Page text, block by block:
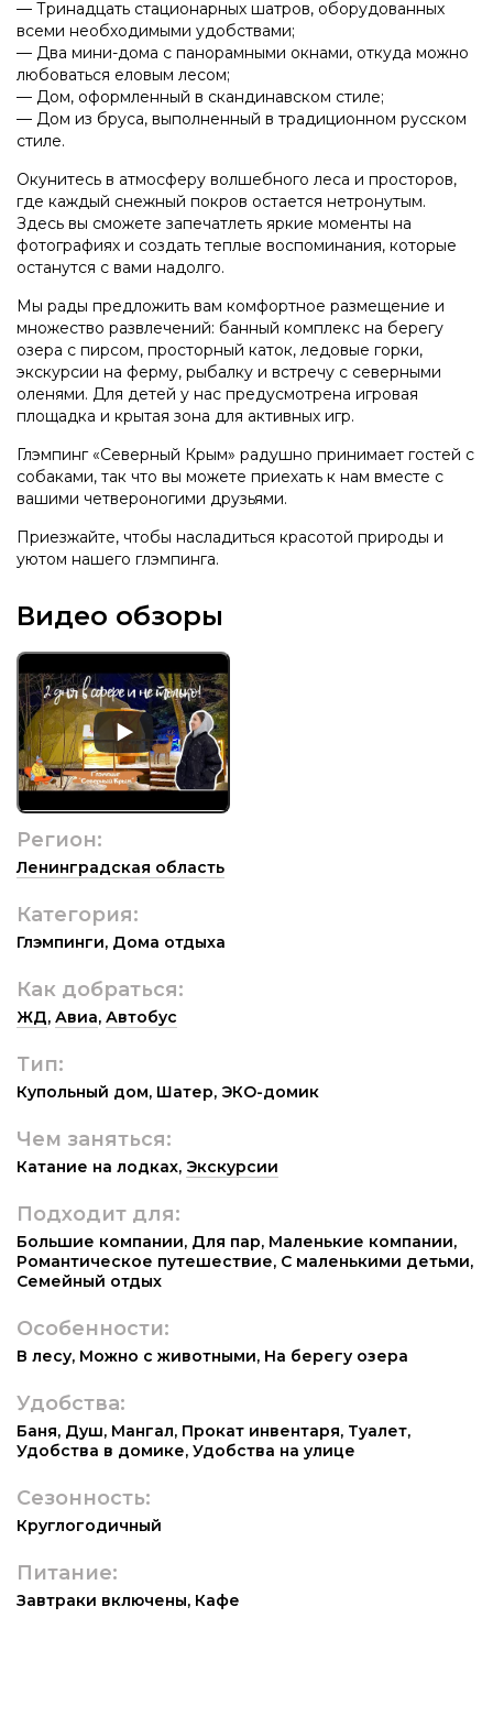
— Тринадцать стационарных шатров, оборудованных
всеми необходимыми удобствами;
— Два мини-дома с панорамными окнами, откуда можно
любоваться еловым лесом;
— Дом, оформленный в скандинавском стиле;
— Дом из бруса, выполненный в традиционном русском
стиле.
Окунитесь в атмосферу волшебного леса и просторов,
где каждый снежный покров остается нетронутым.
Здесь вы сможете запечатлеть яркие моменты на
фотографиях и создать теплые воспоминания, которые
останутся с вами надолго.
Мы рады предложить вам комфортное размещение и
множество развлечений: банный комплекс на берегу
озера с пирсом, просторный каток, ледовые горки,
экскурсии на ферму, рыбалку и встречу с северными
оленями. Для детей у нас предусмотрена игровая
площадка и крытая зона для активных игр.
Глэмпинг «Северный Крым» радушно принимает гостей с
собаками, так что вы можете приехать к нам вместе с
вашими четвероногими друзьями.
Приезжайте, чтобы насладиться красотой природы и
уютом нашего глэмпинга.
Видео обзоры
Регион:
Ленинградская область
Категория:
Глэмпинги, Дома отдыха
Как добраться:
ЖД, Авиа, Автобус
Тип:
Купольный дом, Шатер, ЭКО-домик
Чем заняться:
Катание на лодках, Экскурсии
Подходит для:
Большие компании, Для пар, Маленькие компании,
Романтическое путешествие, С маленькими детьми,
Семейный отдых
Особенности:
В лесу, Можно с животными, На берегу озера
Удобства:
Баня, Душ, Мангал, Прокат инвентаря, Туалет,
Удобства в домике, Удобства на улице
Сезонность:
Круглогодичный
Питание:
Завтраки включены, Кафе